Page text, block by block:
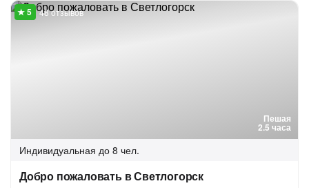
Пешая
2.5 часа
48 отзывов
Индивидуальная до 8 чел.
Добро пожаловать в Светлогорск